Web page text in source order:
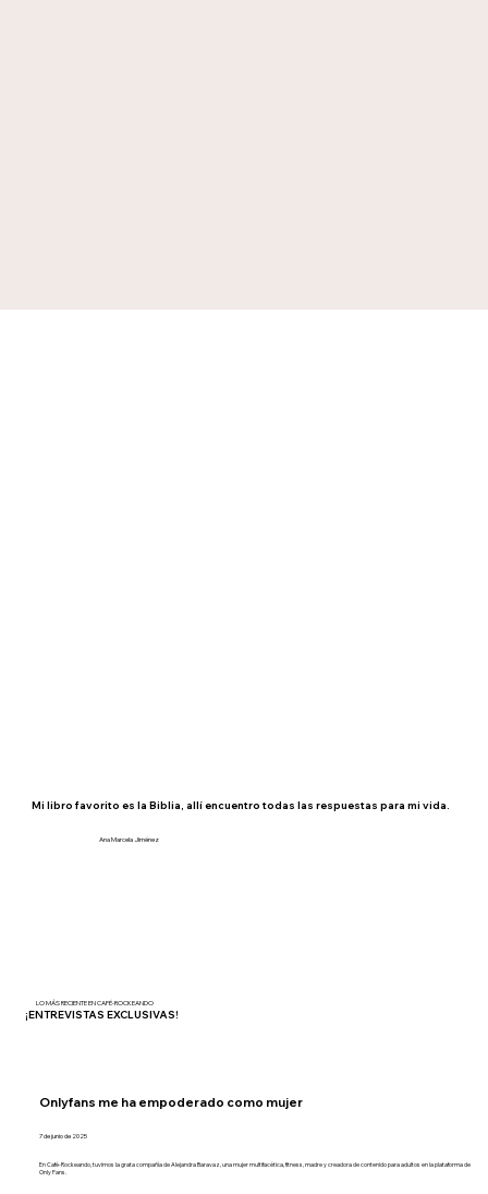
Ana Marcela Jiménez
Mi libro favorito es la Biblia, allí encuentro todas las respuestas para mi vida.
LO MÁS RECIENTE EN CAFÉ-ROCKEANDO
¡ENTREVISTAS EXCLUSIVAS!
Onlyfans me ha empoderado como mujer
7 de junio de 2025
En Café-Rockeando, tuvimos la grata compañía de Alejandra Baravaz, una mujer multifacética, fitness, madre y creadora de contenido para adultos en la plataforma de
Only Fans.